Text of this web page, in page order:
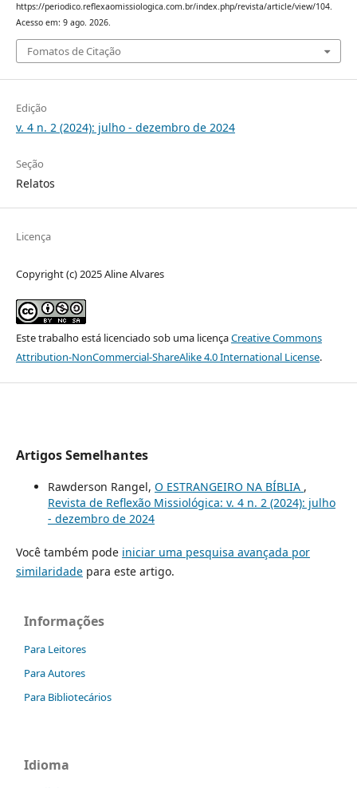
https://periodico.reflexaomissiologica.com.br/index.php/revista/article/view/104.
Acesso em: 9 ago. 2026.
Fomatos de Citação
Edição
v. 4 n. 2 (2024): julho - dezembro de 2024
Seção
Relatos
Licença
Copyright (c) 2025 Aline Alvares
Este trabalho está licenciado sob uma licençaCreative Commons
Attribution-NonCommercial-ShareAlike 4.0 International License.
Artigos Semelhantes
Rawderson Rangel, O ESTRANGEIRO NA BÍBLIA ,
Revista de Reflexão Missiológica: v. 4 n. 2 (2024): julho
- dezembro de 2024
Você também pode iniciar uma pesquisa avançada por
similaridadepara este artigo.
Informações
Para Leitores
Para Autores
Para Bibliotecários
Idioma